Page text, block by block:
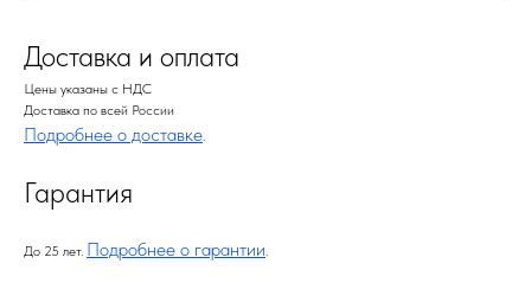
Доставка и оплата
Цены указаны с НДС
Доставка по всей России
Подробнее о доставке.
Гарантия
До 25 лет. Подробнее о гарантии.